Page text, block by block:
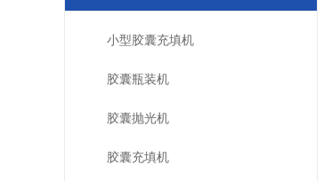
小型胶囊充填机
胶囊瓶装机
胶囊抛光机
胶囊充填机